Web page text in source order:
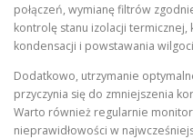
połączeń, wymianę filtrów
kontrolę stanu izolacji termicznej,
kondensacji i powstawania
Dodatkowo, utrzymanie
przyczynia się do zmniejszenia
Warto również regularnie
nieprawidłowości w